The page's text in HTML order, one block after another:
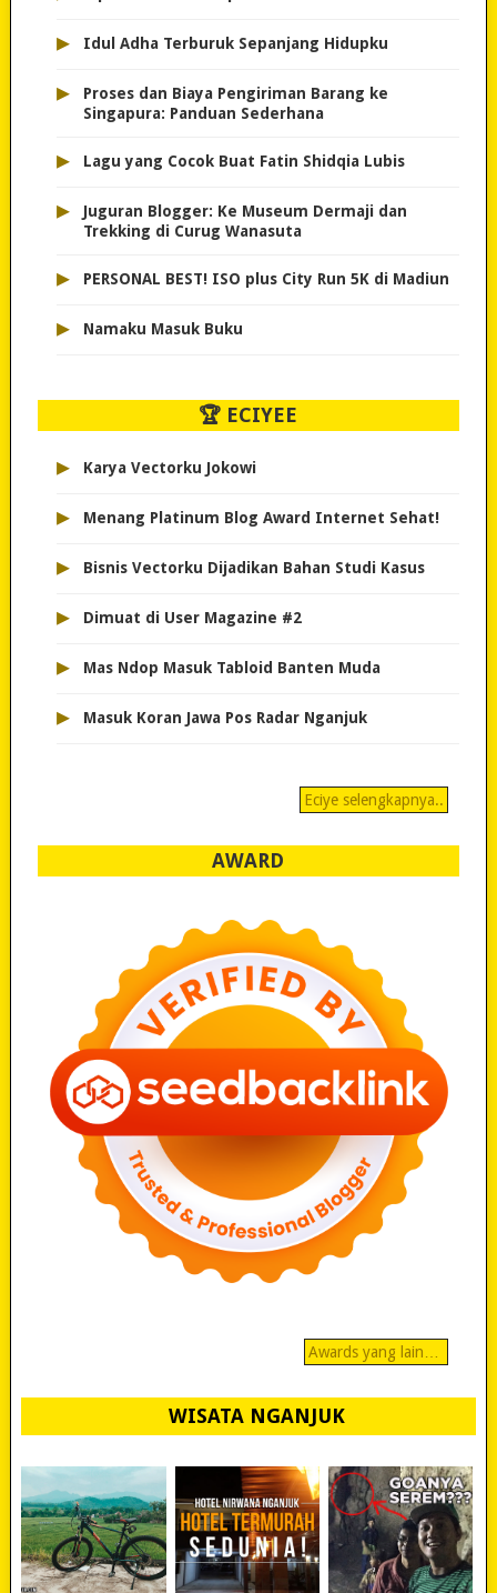
▸ Idul Adha Terburuk Sepanjang Hidupku
▸
Proses dan Biaya Pengiriman Barang ke
Singapura: Panduan Sederhana
▸ Lagu yang Cocok Buat Fatin Shidqia Lubis
▸
Juguran Blogger: Ke Museum Dermaji dan
Trekking di Curug Wanasuta
▸ PERSONAL BEST! ISO plus City Run 5K di Madiun
▸ Namaku Masuk Buku
🏆 ECIYEE
▸ Karya Vectorku Jokowi
▸ Menang Platinum Blog Award Internet Sehat!
▸ Bisnis Vectorku Dijadikan Bahan Studi Kasus
▸ Dimuat di User Magazine #2
▸ Mas Ndop Masuk Tabloid Banten Muda
▸ Masuk Koran Jawa Pos Radar Nganjuk
Eciye selengkapnya..
AWARD
Awards yang lain…
WISATA NGANJUK
REVIEW POLYGON MURAH BANGET! WISATA NGANJUK: